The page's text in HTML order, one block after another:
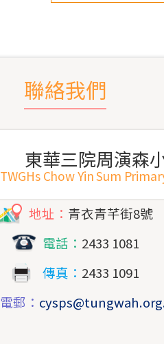
聯絡我們
東華三院周演森
TWGHs Chow Yin Sum
地址： 青衣青芊街8號
電話： 2433 1081
傳真： 2433 1091
電郵：